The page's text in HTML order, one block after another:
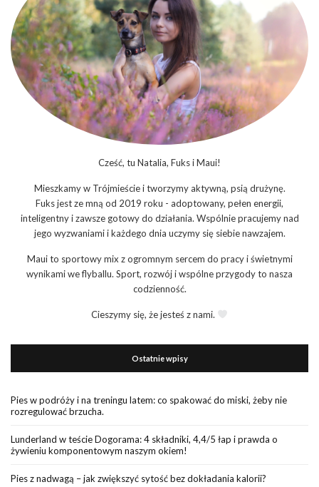
Cześć, tu Natalia, Fuks i Maui!
Mieszkamy w Trójmieście i tworzymy aktywną, psią drużynę.
Fuks jest ze mną od 2019 roku - adoptowany, pełen energii,
inteligentny i zawsze gotowy do działania. Wspólnie pracujemy nad
jego wyzwaniami i każdego dnia uczymy się siebie nawzajem.
Maui to sportowy mix z ogromnym sercem do pracy i świetnymi
wynikami we flyballu. Sport, rozwój i wspólne przygody to nasza
codzienność.
Cieszymy się, że jesteś z nami.
Ostatnie wpisy
Pies w podróży i na treningu latem: co spakować do miski, żeby nie
rozregulować brzucha.
Lunderland w teście Dogorama: 4 składniki, 4,4/5 łap i prawda o
żywieniu komponentowym naszym okiem!
Pies z nadwagą – jak zwiększyć sytość bez dokładania kalorii?